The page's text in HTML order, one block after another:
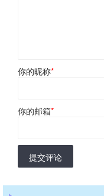
你的昵称*
你的邮箱*
提交评论